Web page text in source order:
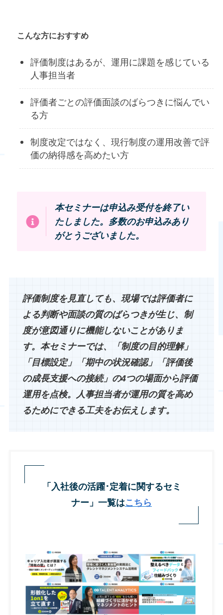
こんな方におすすめ
評価制度はあるが、運用に課題を感じている
人事担当者
評価者ごとの評価面談のばらつきに悩んでい
る方
制度改定ではなく、現行制度の運用改善で評
価の納得感を高めたい方
本セミナーは申込み受付を終了い
たしました。多数のお申込みあり
がとうございました。
評価制度を見直しても、現場では評価者に
よる判断や面談の質のばらつきが生じ、制
度が意図通りに機能しないことがありま
す。本セミナーでは、「制度の目的理解」
「目標設定」「期中の状況確認」「評価後
の成長支援への接続」の4つの場面から評価
運用を点検。人事担当者が運用の質を高め
るためにできる工夫をお伝えします。
「入社後の活躍･定着に関するセミ
ナー」一覧はこちら